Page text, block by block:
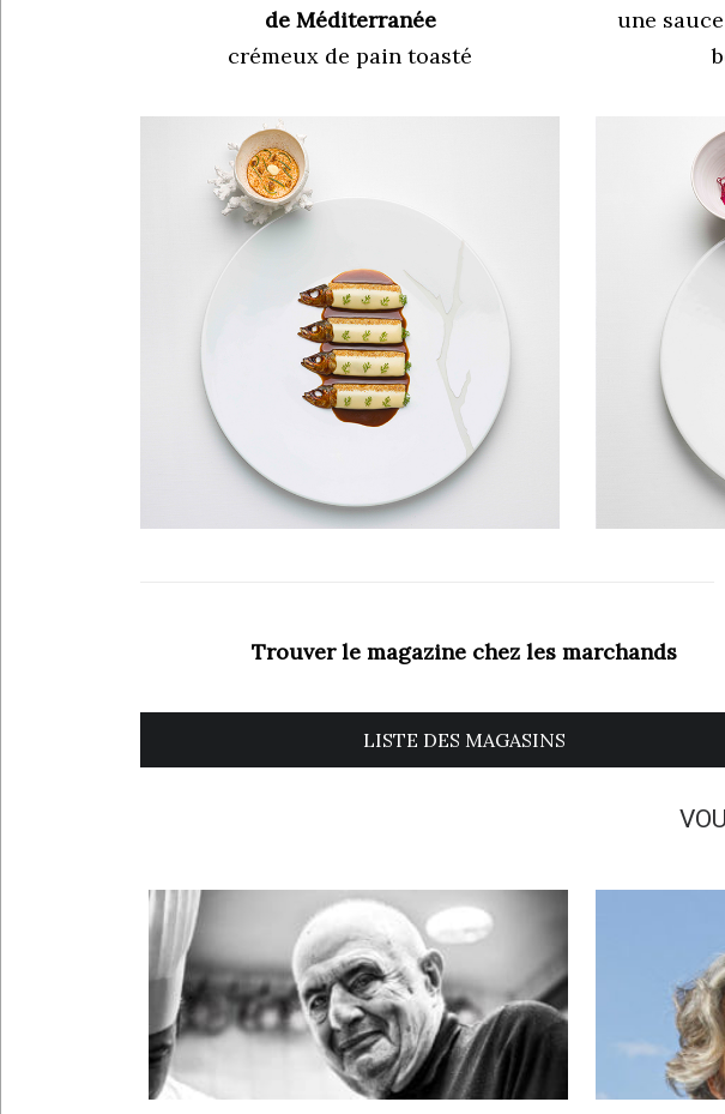
de Méditerranée
crémeux de pain toasté
une
Trouver le magazine chez les marchands
LISTE DES MAGASINS